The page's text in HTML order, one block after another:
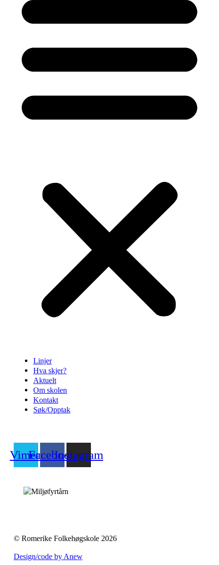
Linjer
Hva skjer?
Aktuelt
Om skolen
Kontakt
Søk/Opptak
VimeoFacebookInstagram
© Romerike Folkehøgskole 2026
Design/code by Anew